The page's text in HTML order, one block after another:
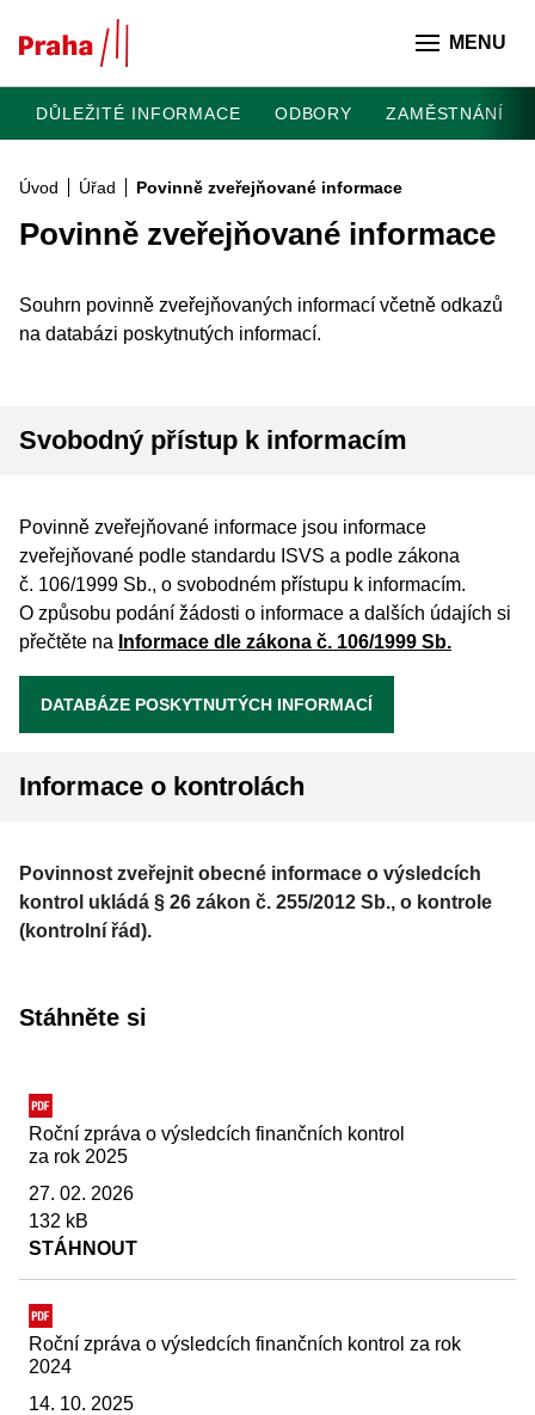
MENU
DŮLEŽITÉ INFORMACE ODBORY ZAMĚSTNÁNÍ
Úvod Úřad Povinně zveřejňované informace
Povinně zveřejňované informace
Souhrn povinně zveřejňovaných informací včetně odkazů
na databázi poskytnutých informací.
Svobodný přístup k informacím
Povinně zveřejňované informace jsou informace
zveřejňované podle standardu ISVS a podle zákona
č. 106/1999 Sb., o svobodném přístupu k informacím.
O způsobu podání žádosti o informace a dalších údajích si
přečtěte na Informace dle zákona č. 106/1999 Sb.
DATABÁZE POSKYTNUTÝCH INFORMACÍ
Informace o kontrolách
Povinnost zveřejnit obecné informace o výsledcích
kontrol ukládá § 26 zákon č. 255/2012 Sb., o kontrole
(kontrolní řád).
Stáhněte si
Roční zpráva o výsledcích finančních kontrol
za rok 2025
27. 02. 2026
132 kB
STÁHNOUT
Roční zpráva o výsledcích finančních kontrol za rok
2024
14. 10. 2025